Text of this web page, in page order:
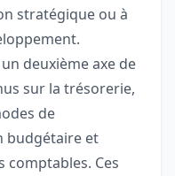
stratégique ou à
deuxième axe de
sur la trésorerie,
de
budgétaire et
Ces